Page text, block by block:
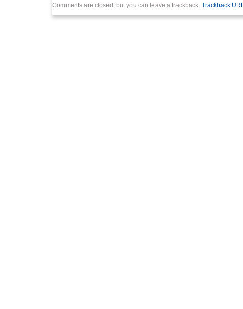
Comments are closed, but you can leave a trackback: Trackback URL